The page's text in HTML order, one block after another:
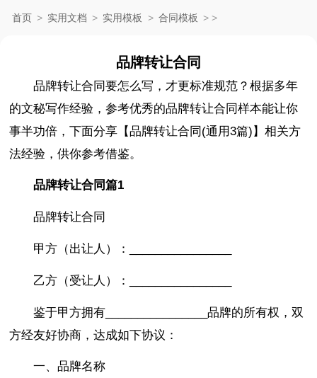
首页 > 实用文档 > 实用模板 > 合同模板 > >
品牌转让合同
品牌转让合同要怎么写，才更标准规范？根据多年
的文秘写作经验，参考优秀的品牌转让合同样本能让你
事半功倍，下面分享【品牌转让合同(通用3篇)】相关方
法经验，供你参考借鉴。
品牌转让合同篇1
品牌转让合同
甲方（出让人）：________________
乙方（受让人）：________________
鉴于甲方拥有________________品牌的所有权，双
方经友好协商，达成如下协议：
一、品牌名称